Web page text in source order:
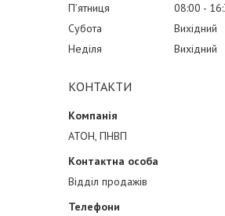
Пʼятниця
08:00
Субота
Вихідний
Неділя
Вихідний
КОНТАКТИ
АТОН, ПНВП
Відділ продажів